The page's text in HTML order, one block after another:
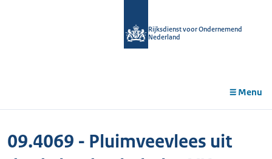
Rijksdienst voor Ondernemend
Nederland
Menu
09.4069 - Pluimveevlees uit